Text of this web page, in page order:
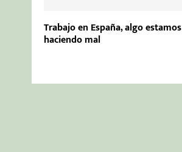
Trabajo en España, algo estamos
haciendo mal